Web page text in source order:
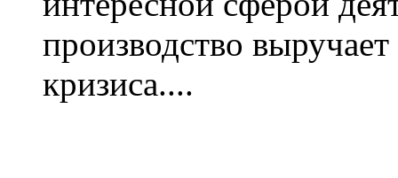
производство
кризиса....